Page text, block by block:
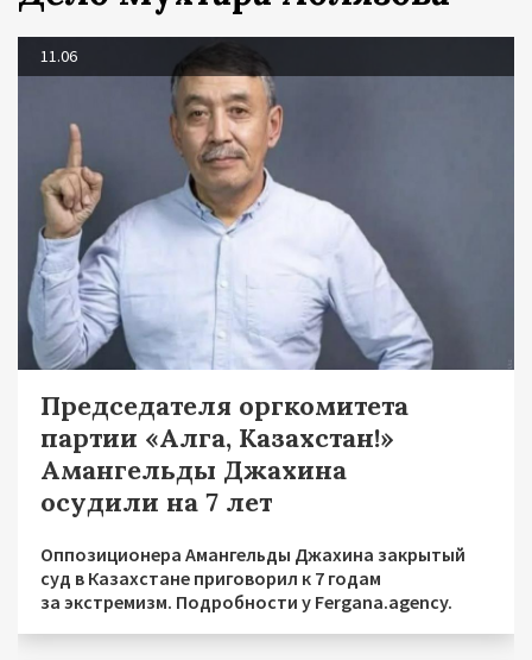
11.06
Председателя оргкомитета
партии «Алга, Казахстан!»
Амангельды Джахина
осудили на 7 лет
Оппозиционера Амангельды Джахина закрытый
суд в Казахстане приговорил к 7 годам
за экстремизм. Подробности у Fergana.agency.